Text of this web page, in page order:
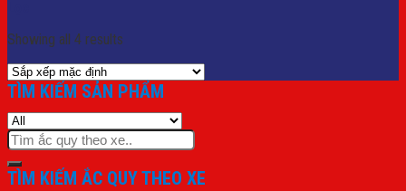
Showing all 4 results
TÌM KIẾM SẢN PHẨM
Tìm
kiếm:
TÌM KIẾM ẮC QUY THEO XE